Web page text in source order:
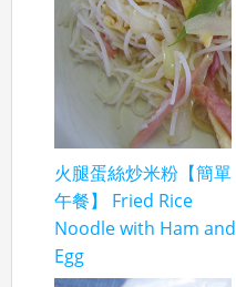
火腿蛋絲炒米粉【簡單
午餐】 Fried Rice
Noodle with Ham and
Egg